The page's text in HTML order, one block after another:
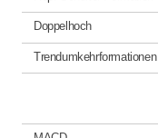
Doppelhoch
Trendumkehrformationen